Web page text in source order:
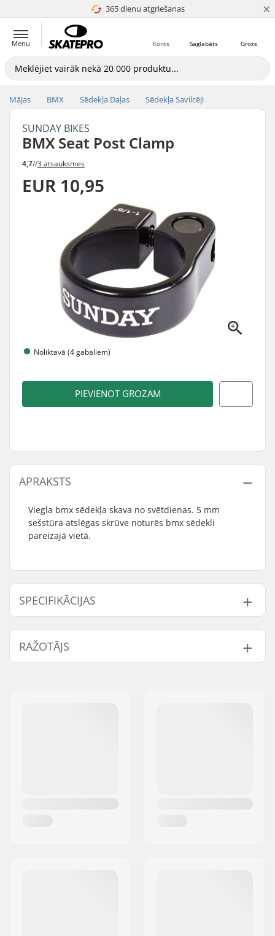
365 dienu atgriešanas
4.8 no 5 ×
Menu Grozs
Saglabāts
Konts
Mājas BMX Sēdekļa Daļas Sēdekļa Savilcēji
SUNDAY BIKES
BMX Seat Post Clamp
4,7//3 atsauksmes
EUR 10,95
Noliktavā (4 gabaliem)
PIEVIENOT GROZAM
APRAKSTS
Viegla bmx sēdekļa skava no svētdienas. 5 mm
sešstūra atslēgas skrūve noturēs bmx sēdekli
pareizajā vietā.
SPECIFIKĀCIJAS
BMX sēdekļa stieņa
diametrs:
25.4mm
RAŽOTĀJS